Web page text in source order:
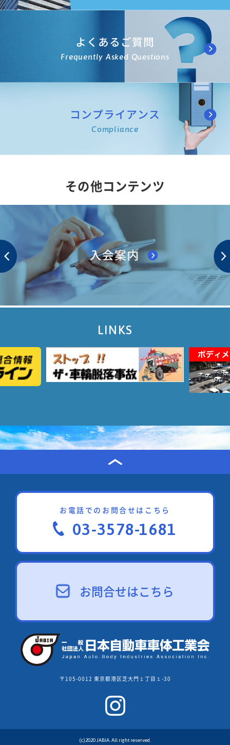
よくあるご質問
Frequently Asked Questions
コンプライアンス
Compliance
その他コンテンツ
LINKS
お電話でのお問合せはこちら
03-3578-1681
お問合せはこちら
〒105-0012 東京都港区芝大門１丁目１-30
(c)2020 JABIA. All right reserved.